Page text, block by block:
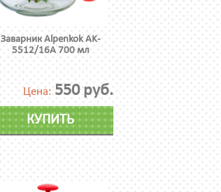
Заварник Alpenkok AK-
5512/16А 700 мл
Цена: 550 руб.
КУПИТЬ